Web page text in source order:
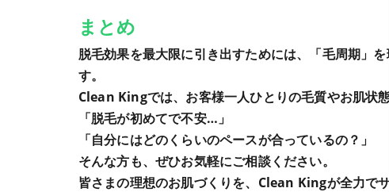
まとめ
脱毛効果を最大限に引き出すためには、「毛周期」
す。
Clean Kingでは、お客様一人ひとりの毛質やお肌状
「脱毛が初めてで不安…」
「自分にはどのくらいのペースが合っているの？」
そんな方も、ぜひお気軽にご相談ください。
皆さまの理想のお肌づくりを、Clean Kingが全力で